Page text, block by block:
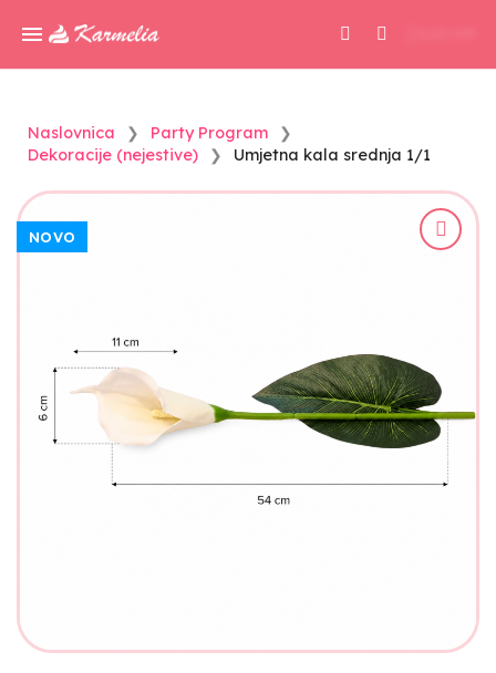
Naslovnica
Party Program
Dekoracije (nejestive)
Umjetna kala srednja 1/1
NOVO